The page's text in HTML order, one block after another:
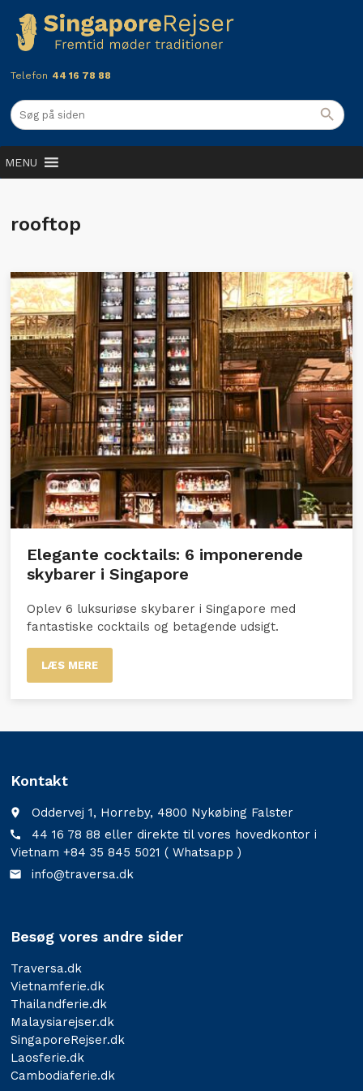
Telefon 44 16 78 88
MENU
rooftop
Elegante cocktails: 6 imponerende
skybarer i Singapore
Oplev 6 luksuriøse skybarer i Singapore med
fantastiske cocktails og betagende udsigt.
LÆS MERE
Kontakt
place Oddervej 1, Horreby, 4800 Nykøbing Falster
call
44 16 78 88 eller direkte til vores hovedkontor i
Vietnam +84 35 845 5021 ( Whatsapp )
email info@traversa.dk
Besøg vores andre sider
Traversa.dk
Vietnamferie.dk
Thailandferie.dk
Malaysiarejser.dk
SingaporeRejser.dk
Laosferie.dk
Cambodiaferie.dk